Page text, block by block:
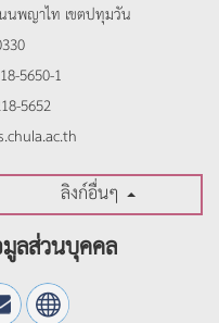
พญาไท เขตปทุมวัน
5650-1
5652
ลิงก์อื่นๆ
ลส่วนบุคคล